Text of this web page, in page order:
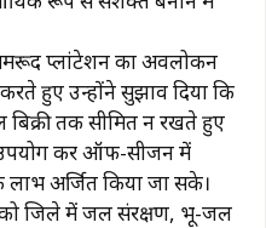
अमरूद प्लांटेशन का अवलोकन
हुए उन्होंने सुझाव दिया कि
तक सीमित न रखते हुए
कर ऑफ-सीजन में
अर्जित किया जा सके।
को जिले में जल संरक्षण, भू-जल